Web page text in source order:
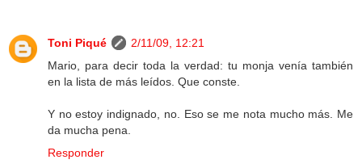
Toni Piqué
2/11/09, 12:21
Mario, para decir toda la verdad: tu monja venía también
en la lista de más leídos. Que conste.
Y no estoy indignado, no. Eso se me nota mucho más. Me
da mucha pena.
Responder